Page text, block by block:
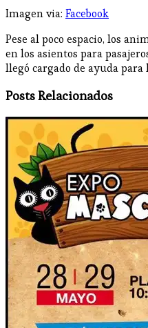
Imagen via: Facebook
Pese al poco espacio, los
en los asientos para
llegó cargado de ayuda para
Posts Relacionados